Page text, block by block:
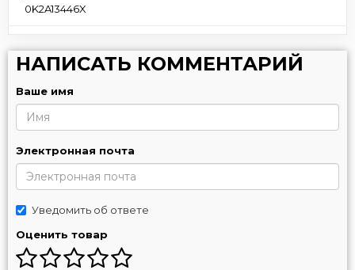
0K2A13446X
НАПИСАТЬ КОММЕНТАРИЙ
Ваше имя
Электронная почта
Уведомить об ответе
Оценить товар